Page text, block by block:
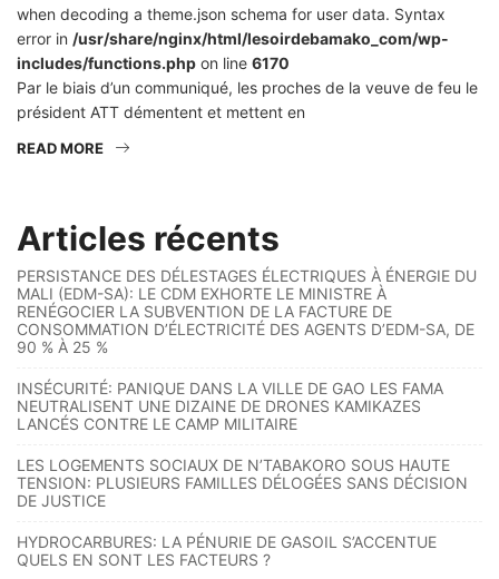
when decoding a theme.json schema for user data. Syntax
error in /usr/share/nginx/html/lesoirdebamako_com/wp-
includes/functions.php on line 6170
Par le biais d’un communiqué, les proches de la veuve de feu le
président ATT démentent et mettent en
READ MORE
Articles récents
PERSISTANCE DES DÉLESTAGES ÉLECTRIQUES À ÉNERGIE DU
MALI (EDM-SA): LE CDM EXHORTE LE MINISTRE À
RENÉGOCIER LA SUBVENTION DE LA FACTURE DE
CONSOMMATION D’ÉLECTRICITÉ DES AGENTS D’EDM-SA, DE
90 % À 25 %
INSÉCURITÉ: PANIQUE DANS LA VILLE DE GAO LES FAMA
NEUTRALISENT UNE DIZAINE DE DRONES KAMIKAZES
LANCÉS CONTRE LE CAMP MILITAIRE
LES LOGEMENTS SOCIAUX DE N’TABAKORO SOUS HAUTE
TENSION: PLUSIEURS FAMILLES DÉLOGÉES SANS DÉCISION
DE JUSTICE
HYDROCARBURES: LA PÉNURIE DE GASOIL S’ACCENTUE
QUELS EN SONT LES FACTEURS ?